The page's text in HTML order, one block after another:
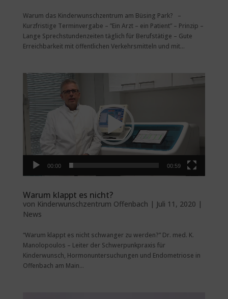
Warum das Kinderwunschzentrum am Büsing Park? –
Kurzfristige Terminvergabe – ”Ein Arzt – ein Patient” – Prinzip –
Lange Sprechstundenzeiten täglich für Berufstätige – Gute
Erreichbarkeit mit öffentlichen Verkehrsmitteln und mit...
Video-
Player
00:00 00:59
Warum klappt es nicht?
von Kinderwunschzentrum Offenbach | Juli 11, 2020 |
News
“Warum klappt es nicht schwanger zu werden?” Dr. med. K.
Manolopoulos – Leiter der Schwerpunkpraxis für
Kinderwunsch, Hormonuntersuchungen und Endometriose in
Offenbach am Main...